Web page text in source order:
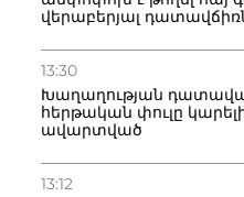
վերաբերյալ
13:30
Խաղաղության
հերթական փուլը
ավարտված
13:12